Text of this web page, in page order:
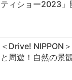
ティショー2023」
＜Drive! NIPPON
と周遊！自然の